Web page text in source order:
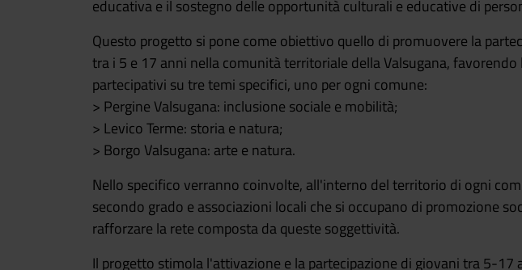
educativa e il sostegno delle opportunità culturali e educative di
Questo progetto si pone come obiettivo quello di promuovere la
tra i 5 e 17 anni nella comunità territoriale della Valsugana,
partecipativi su tre temi specifici, uno per ogni comune:
> Pergine Valsugana: inclusione sociale e mobilità;
> Levico Terme: storia e natura;
> Borgo Valsugana: arte e natura.
Nello specifico verranno coinvolte, all'interno del territorio di ogni
secondo grado e associazioni locali che si occupano di promozione
rafforzare la rete composta da queste soggettività.
Il progetto stimola l'attivazione e la partecipazione di giovani tra 5-